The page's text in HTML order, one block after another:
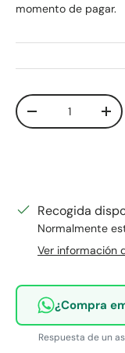
momento de pagar.
Cant.
Disminuir
Recogida
Normalmente
Ver información
¿Compra
Respuesta de un